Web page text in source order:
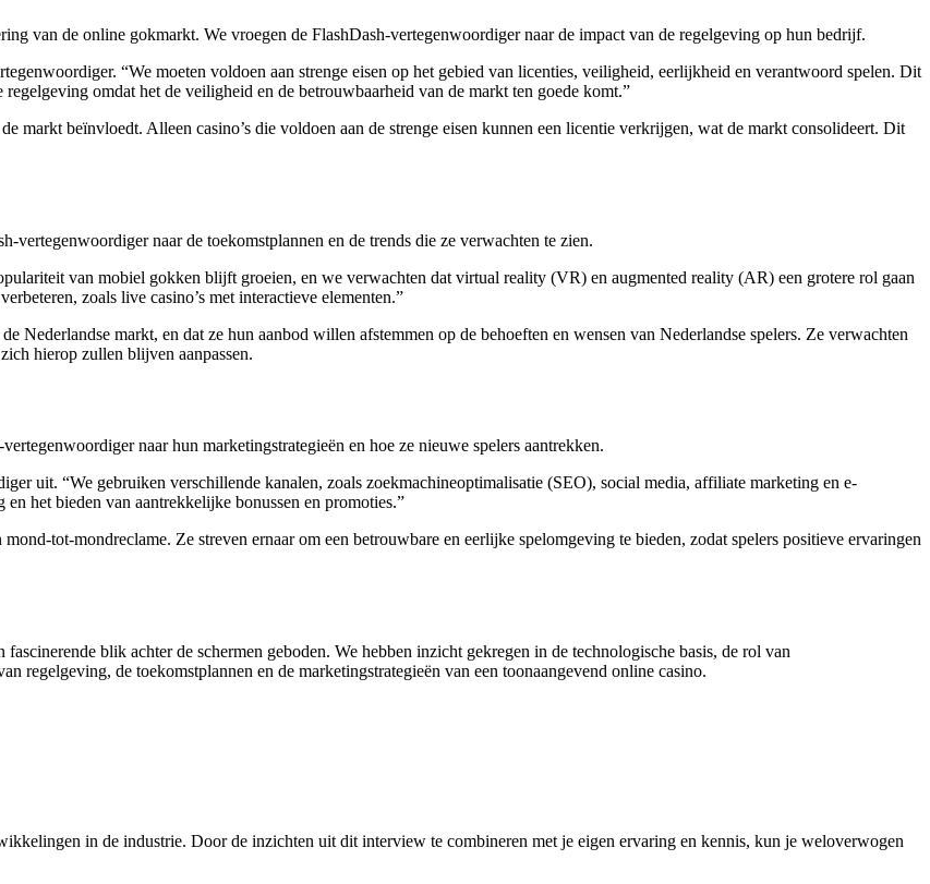
van de online gokmarkt. We vroegen de FlashDash-vertegenwoordiger naar de impact van de regelgeving op hun bedrijf.
“We moeten voldoen aan strenge eisen op het gebied van licenties, veiligheid, eerlijkheid en verantwoord spelen. Dit
omdat het de veiligheid en de betrouwbaarheid van de markt ten goede komt.”
markt beïnvloedt. Alleen casino’s die voldoen aan de strenge eisen kunnen een licentie verkrijgen, wat de markt consolideert. Dit
naar de toekomstplannen en de trends die ze verwachten te zien.
van mobiel gokken blijft groeien, en we verwachten dat virtual reality (VR) en augmented reality (AR) een grotere rol gaan
zoals live casino’s met interactieve elementen.”
markt, en dat ze hun aanbod willen afstemmen op de behoeften en wensen van Nederlandse spelers. Ze verwachten
hierop zullen blijven aanpassen.
naar hun marketingstrategieën en hoe ze nieuwe spelers aantrekken.
uit. “We gebruiken verschillende kanalen, zoals zoekmachineoptimalisatie (SEO), social media, affiliate marketing en e-
het bieden van aantrekkelijke bonussen en promoties.”
tot-mondreclame. Ze streven ernaar om een betrouwbare en eerlijke spelomgeving te bieden, zodat spelers positieve ervaringen
blik achter de schermen geboden. We hebben inzicht gekregen in de technologische basis, de rol van
regelgeving, de toekomstplannen en de marketingstrategieën van een toonaangevend online casino.
in de industrie. Door de inzichten uit dit interview te combineren met je eigen ervaring en kennis, kun je weloverwogen